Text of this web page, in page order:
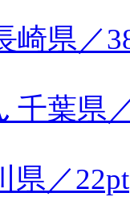
崎県／
千葉県
県／22pt